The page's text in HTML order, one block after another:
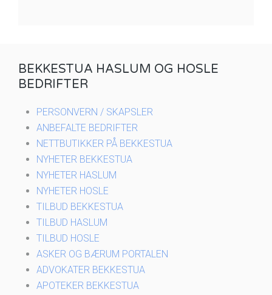
BEKKESTUA HASLUM OG HOSLE
BEDRIFTER
PERSONVERN / SKAPSLER
ANBEFALTE BEDRIFTER
NETTBUTIKKER PÅ BEKKESTUA
NYHETER BEKKESTUA
NYHETER HASLUM
NYHETER HOSLE
TILBUD BEKKESTUA
TILBUD HASLUM
TILBUD HOSLE
ASKER OG BÆRUM PORTALEN
ADVOKATER BEKKESTUA
APOTEKER BEKKESTUA